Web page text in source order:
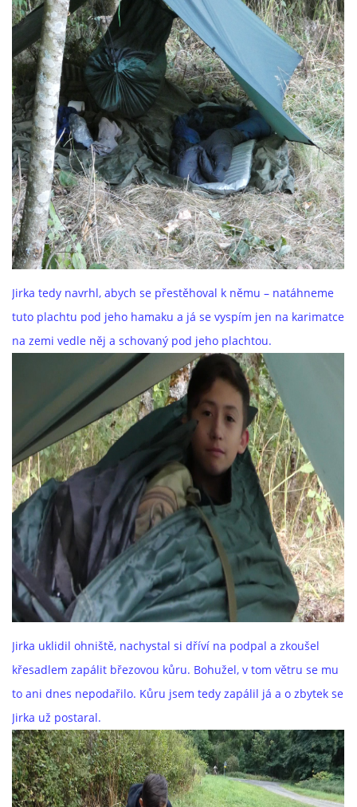
Jirka tedy navrhl, abych se přestěhoval k němu – natáhneme
tuto plachtu pod jeho hamaku a já se vyspím jen na karimatce
na zemi vedle něj a schovaný pod jeho plachtou.
Jirka uklidil ohniště, nachystal si dříví na podpal a zkoušel
křesadlem zapálit březovou kůru. Bohužel, v tom větru se mu
to ani dnes nepodařilo. Kůru jsem tedy zapálil já a o zbytek se
Jirka už postaral.